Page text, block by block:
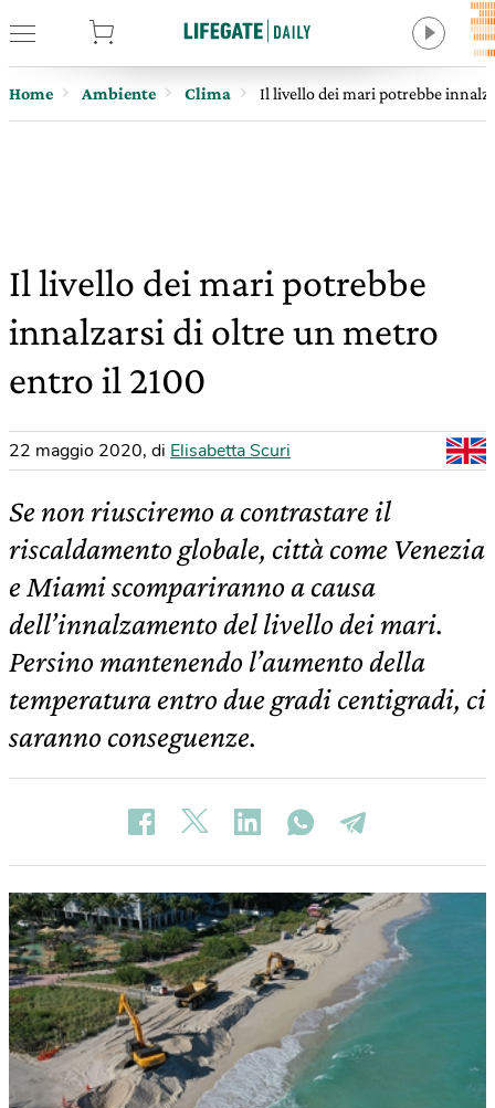
Home Ambiente Clima Il livello dei mari potrebbe
Il livello dei mari potrebbe
innalzarsi di oltre un metro
entro il 2100
22 maggio 2020, di Elisabetta Scuri
Se non riusciremo a contrastare il
riscaldamento globale, città come Venezia
e Miami scompariranno a causa
dell’innalzamento del livello dei mari.
Persino mantenendo l’aumento della
temperatura entro due gradi centigradi, ci
saranno conseguenze.